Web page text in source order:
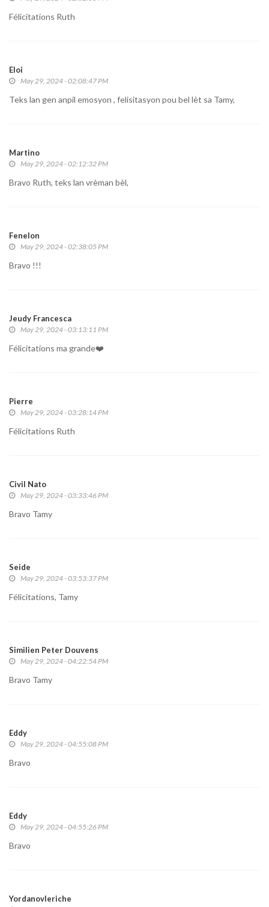
Félicitations Ruth
Eloi
May 29, 2024 - 02:08:47 PM
Teks lan gen anpil emosyon , felisitasyon pou bel lèt sa Tamy,
Martino
May 29, 2024 - 02:12:32 PM
Bravo Ruth, teks lan vrèman bèl,
Fenelon
May 29, 2024 - 02:38:05 PM
Bravo !!!
Jeudy Francesca
May 29, 2024 - 03:13:11 PM
Félicitations ma grande❤️
Pierre
May 29, 2024 - 03:28:14 PM
Félicitations Ruth
Civil Nato
May 29, 2024 - 03:33:46 PM
Bravo Tamy
Seide
May 29, 2024 - 03:53:37 PM
Félicitations, Tamy
Similien Peter Douvens
May 29, 2024 - 04:22:54 PM
Bravo Tamy
Eddy
May 29, 2024 - 04:55:08 PM
Bravo
Eddy
May 29, 2024 - 04:55:26 PM
Bravo
Yordanovleriche